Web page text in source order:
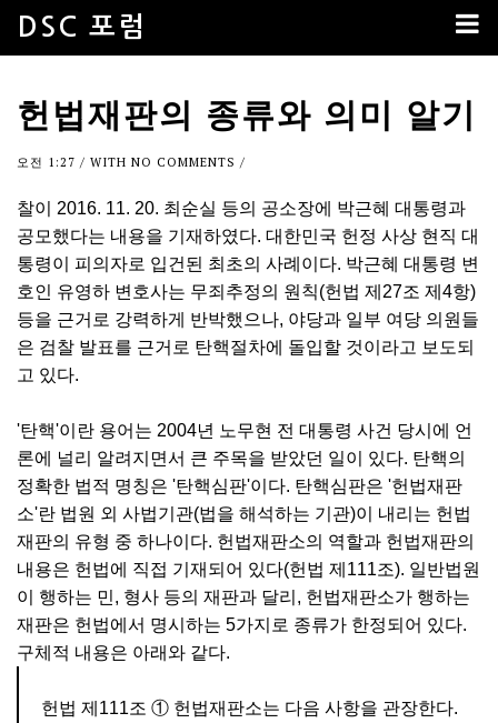
DSC 포럼
헌법재판의 종류와 의미 알기
오전 1:27 / WITH NO COMMENTS /
찰이 2016. 11. 20. 최순실 등의 공소장에 박근혜 대통령과
공모했다는 내용을 기재하였다. 대한민국 헌정 사상 현직 대
통령이 피의자로 입건된 최초의 사례이다. 박근혜 대통령 변
호인 유영하 변호사는 무죄추정의 원칙(헌법 제27조 제4항)
등을 근거로 강력하게 반박했으나, 야당과 일부 여당 의원들
은 검찰 발표를 근거로 탄핵절차에 돌입할 것이라고 보도되
고 있다.
'탄핵'이란 용어는 2004년 노무현 전 대통령 사건 당시에 언
론에 널리 알려지면서 큰 주목을 받았던 일이 있다. 탄핵의
정확한 법적 명칭은 '탄핵심판'이다. 탄핵심판은 '헌법재판
소'란 법원 외 사법기관(법을 해석하는 기관)이 내리는 헌법
재판의 유형 중 하나이다. 헌법재판소의 역할과 헌법재판의
내용은 헌법에 직접 기재되어 있다(헌법 제111조). 일반법원
이 행하는 민, 형사 등의 재판과 달리, 헌법재판소가 행하는
재판은 헌법에서 명시하는 5가지로 종류가 한정되어 있다.
구체적 내용은 아래와 같다.
헌법 제111조 ① 헌법재판소는 다음 사항을 관장한다.